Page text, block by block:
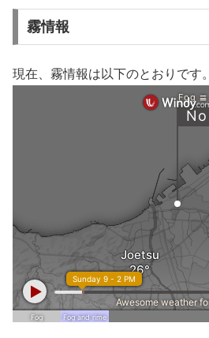
霧情報
現在、霧情報は以下のとおりです。